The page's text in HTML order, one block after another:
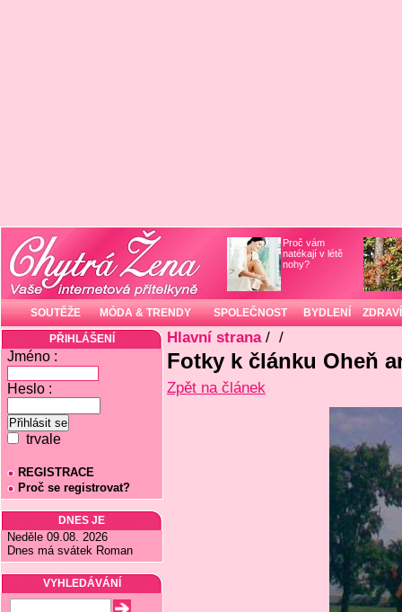
Proč vám
natékají v létě
nohy?
SOUTĚŽE MÓDA & TRENDY SPOLEČNOST BYDLENÍ ZDRAVÍ
PŘIHLÁŠENÍ
Jméno :
Heslo :
trvale
REGISTRACE
Proč se registrovat?
DNES JE
Neděle 09.08. 2026
Dnes má svátek Roman
VYHLEDÁVÁNÍ
Hlavní strana/ /
Fotky k článku Oheň
Zpět na článek